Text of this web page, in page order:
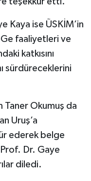
Kaya ise ÜSKİM’in
faaliyetleri ve
katkısını
sürdüreceklerini
Taner Okumuş da
Uruş’a
ederek belge
Dr. Gaye
diledi.